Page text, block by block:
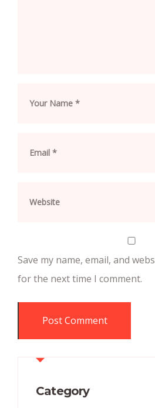
Save my name, email, and
for the next time I comment.
Category